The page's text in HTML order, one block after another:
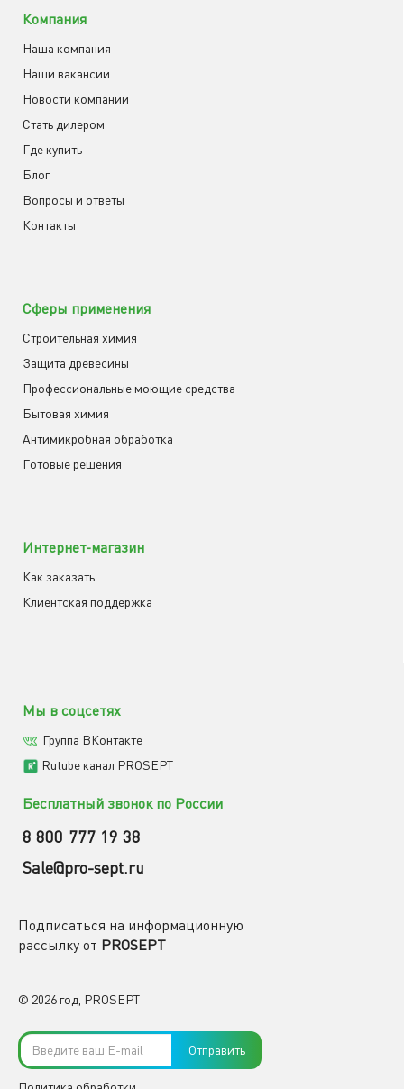
Компания
Наша компания
Наши вакансии
Новости компании
Cтать дилером
Где купить
Блог
Вопросы и ответы
Контакты
Сферы применения
Строительная химия
Защита древесины
Профессиональные моющие средства
Бытовая химия
Антимикробная обработка
Готовые решения
Интернет-магазин
Как заказать
Клиентская поддержка
Мы в соцсетях
Группа ВКонтакте
Rutube канал PROSEPT
Бесплатный звонок по России
8 800 777 19 38
Sale@pro-sept.ru
Подписаться на информационную
рассылку от PROSEPT
© 2026 год, PROSEPT
Отправить